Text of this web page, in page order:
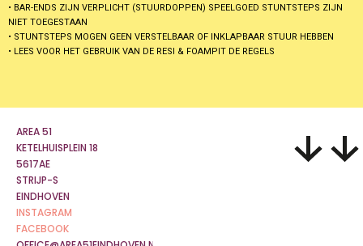
• BAR-ENDS ZIJN VERPLICHT (STUURDOPPEN) SPEELGOED STUNTSTEPS ZIJN
NIET TOEGESTAAN
• STUNTSTEPS MOGEN GEEN VERSTELBAAR OF INKLAPBAAR STUUR HEBBEN
• LEES VOOR HET GEBRUIK VAN DE RESI & FOAMPIT DE REGELS
AREA 51
KETELHUISPLEIN 18
5617AE
STRIJP-S
EINDHOVEN
INSTAGRAM
FACEBOOK